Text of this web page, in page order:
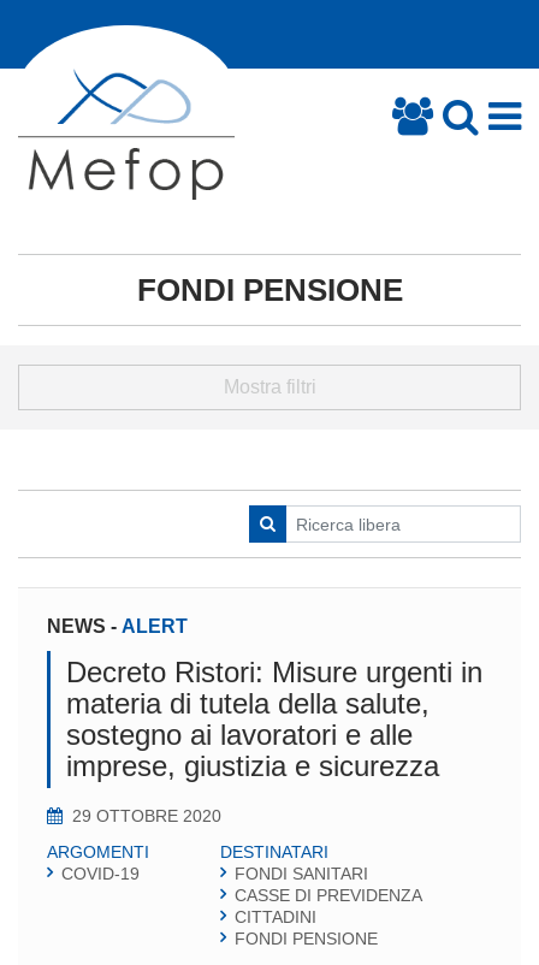
FONDI PENSIONE
Mostra filtri
NEWS - ALERT
Decreto Ristori: Misure urgenti in
materia di tutela della salute,
sostegno ai lavoratori e alle
imprese, giustizia e sicurezza
29 OTTOBRE 2020
ARGOMENTI
COVID-19
DESTINATARI
FONDI SANITARI
CASSE DI PREVIDENZA
CITTADINI
FONDI PENSIONE